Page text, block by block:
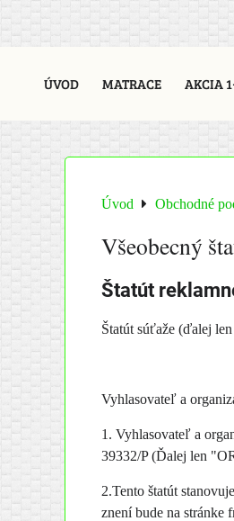
ÚVOD MATRACE AKCIA
Úvod Obchodné
Všeobecný
Štatút
Štatút súťaže (ďalej
Vyhlasovateľ a
1. Vyhlasovateľ a
39332/P (Ďalej len
2.Tento štatút
znení bude na stránke